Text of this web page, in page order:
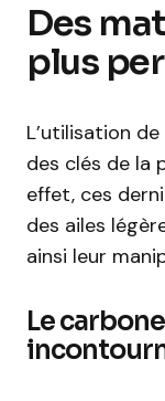
Des
plus
L’utilisation
des clés de la
effet, ces
des ailes
ainsi leur
Le